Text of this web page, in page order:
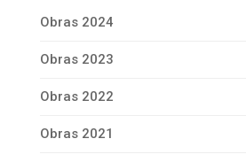
Obras 2024
Obras 2023
Obras 2022
Obras 2021